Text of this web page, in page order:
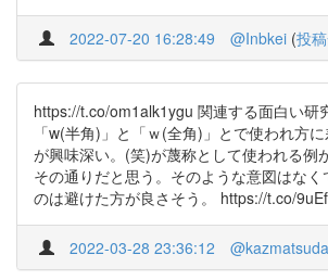
2022-07-20 16:28:49 @Inbkei (投
https://t.co/om1alk1ygu 関連する面白い研
「w(半角)」と「ｗ(全角)」とで使われ方
が興味深い。(笑)が蔑称として使われる例
その通りだと思う。そのような意図はなく
のは避けた方が良さそう。 https://t.co/
2022-03-28 23:36:12 @kazmatsuda